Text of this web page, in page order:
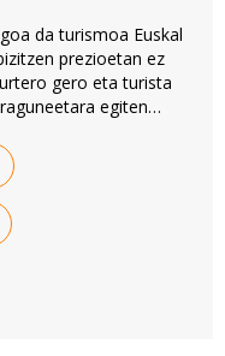
da turismoa Euskal
prezioetan ez
gero eta turista
egiten